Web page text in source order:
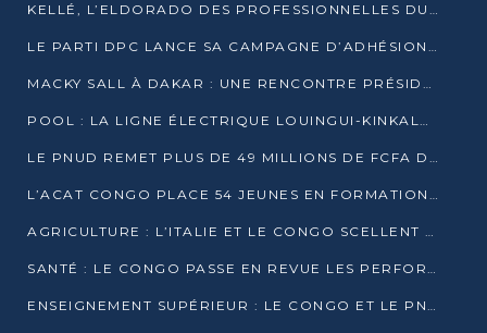
KELLÉ, L’ELDORADO DES PROFESSIONNELLES DU SEXE
LE PARTI DPC LANCE SA CAMPAGNE D’ADHÉSIONS ET VEUT STRUCTURER SA PRÉSENCE DANS LES 15 DÉPARTEMENTS
MACKY SALL À DAKAR : UNE RENCONTRE PRÉSIDENTIELLE QUI DIVISE L’OPINION SÉNÉGALAISE
POOL : LA LIGNE ÉLECTRIQUE LOUINGUI-KINKALA-BOKO MISE EN SERVICE
LE PNUD REMET PLUS DE 49 MILLIONS DE FCFA D’ÉQUIPEMENTS POUR ACCÉLÉRER LA NUMÉRISATION DU SYSTÈME DE SANTÉ
L’ACAT CONGO PLACE 54 JEUNES EN FORMATION PROFESSIONNELLE
AGRICULTURE : L’ITALIE ET LE CONGO SCELLENT UN PARTENARIAT POUR UNE PRODUCTION LOCALE DURABLE
SANTÉ : LE CONGO PASSE EN REVUE LES PERFORMANCES DE SES HÔPITAUX À MI-PARCOURS
ENSEIGNEMENT SUPÉRIEUR : LE CONGO ET LE PNUD VEULENT RAPPROCHER LA FORMATION UNIVERSITAIRE DES BESOINS DU MARCHÉ DE L’EMPLOI